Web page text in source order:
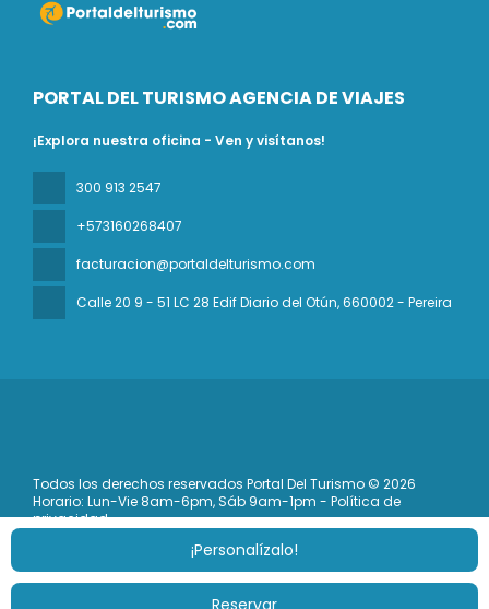
¡Personalízalo!
Reservar
PORTAL DEL TURISMO AGENCIA DE VIAJES
¡Explora nuestra oficina - Ven y visítanos!
300 913 2547
+573160268407
facturacion@portaldelturismo.com
Calle 20 9 - 51 LC 28 Edif Diario del Otún, 660002 - Pereira
Todos los derechos reservados Portal Del Turismo © 2026
Horario: Lun-Vie 8am-6pm, Sáb 9am-1pm - Política de
privacidad